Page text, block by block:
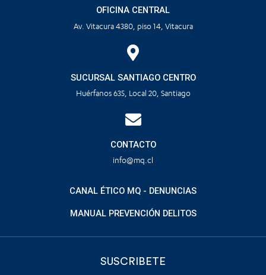
OFICINA CENTRAL
Av. Vitacura 4380, piso 14, Vitacura
SUCURSAL SANTIAGO CENTRO
Huérfanos 635, Local 20, Santiago
CONTACTO
info@mq.cl
CANAL ÉTICO MQ - DENUNCIAS
MANUAL PREVENCIÓN DELITOS
SUSCRIBETE